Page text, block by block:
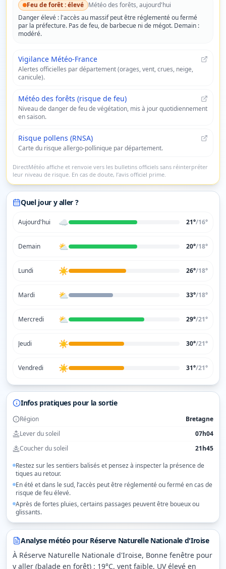
Feu de forêt :élevé Météo des forêts, aujourd'hui
Dangerélevé : l'accès au massif peut être réglementé ou fermé
par la préfecture. Pas de feu, de barbecue ni de mégot. Demain :
modéré.
Vigilance Météo-France
Alertes officielles par département (orages, vent, crues, neige,
canicule).
Météo des forêts (risque de feu)
Niveau de danger de feu de végétation, mis à jour quotidiennement
en saison.
Risque pollens (RNSA)
Carte du risque allergo-pollinique par département.
DirectMétéo affiche et renvoie vers les bulletins officiels sans réinterpréter
leur niveau de risque. En cas de doute, l’avis officiel prime.
Quel jour y aller ?
Aujourd'hui ☁️ 21°/16°
Demain ⛅ 20°/18°
Lundi ☀️ 26°/18°
Mardi ⛅ 33°/18°
Mercredi ⛅ 29°/21°
Jeudi ☀️ 30°/21°
Vendredi ☀️ 31°/21°
Infos pratiques pour la sortie
Région
Bretagne
Lever du soleil
07h04
Coucher du soleil
21h45
Restez sur les sentiers balisés et pensez à inspecter la présence de
tiques au retour.
En été et dans le sud, l’accès peut être réglementé ou fermé en cas de
risque de feu élevé.
Après de fortes pluies, certains passages peuvent être boueux ou
glissants.
Analyse météo pour Réserve Naturelle Nationale d'Iroise
À Réserve Naturelle Nationale d'Iroise, Bonne fenêtre pour
y aller (balade en forêt) : 19°C, vent faible, UV élevé en